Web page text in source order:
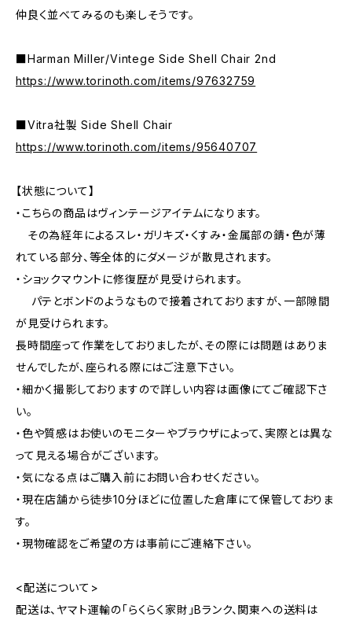
仲良く並べてみるのも楽しそうです。
■Harman Miller/Vintege Side Shell Chair 2nd
https://www.torinoth.com/items/97632759
■Vitra社製 Side Shell Chair
https://www.torinoth.com/items/95640707
【状態について】
・こちらの商品はヴィンテージアイテムになります。
その為経年によるスレ・ガリキズ・くすみ・金属部の錆・色が薄
れている部分、等全体的にダメージが散見されます。
・ショックマウントに修復歴が見受けられます。
パテとボンドのようなもので接着されておりますが、一部隙間
が見受けられます。
長時間座って作業をしておりましたが、その際には問題はありま
せんでしたが、座られる際にはご注意下さい。
・細かく撮影しておりますので詳しい内容は画像にてご確認下さ
い。
・色や質感はお使いのモニターやブラウザによって、実際とは異な
って見える場合がございます。
・気になる点はご購入前にお問い合わせください。
・現在店舗から徒歩10分ほどに位置した倉庫にて保管しておりま
す。
・現物確認をご希望の方は事前にご連絡下さい。
<配送について>
配送は、ヤマト運輸の「らくらく家財」Bランク、関東への送料は